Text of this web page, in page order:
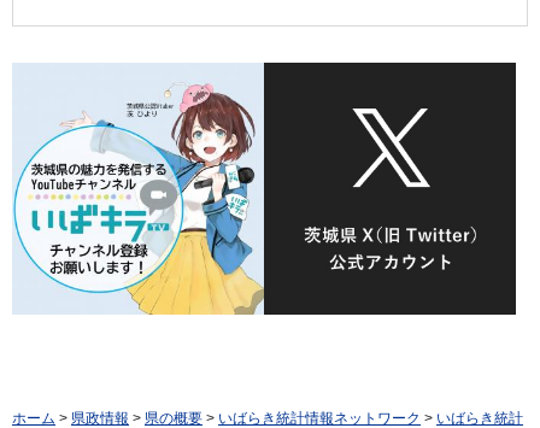
ホーム > 県政情報 > 県の概要 > いばらき統計情報ネットワーク > いばらき統計